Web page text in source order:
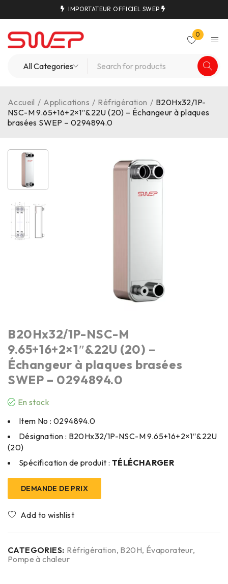
IMPORTATEUR OFFICIEL SWEP
0
Accueil / Applications / Réfrigération / B20Hx32/1P-
NSC-M 9.65+16+2×1″&22U (20) – Échangeur à plaques
brasées SWEP – 0294894.0
B20Hx32/1P-NSC-M
9.65+16+2×1″&22U (20) –
Échangeur à plaques brasées
SWEP – 0294894.0
En stock
Item No : 0294894.0
Désignation : B20Hx32/1P-NSC-M 9.65+16+2×1″&22U
(20)
Spécification de produit : TÉLÉCHARGER
DEMANDE DE PRIX
CATEGORIES: Réfrigération, B20H, Évaporateur,
Pompe à chaleur